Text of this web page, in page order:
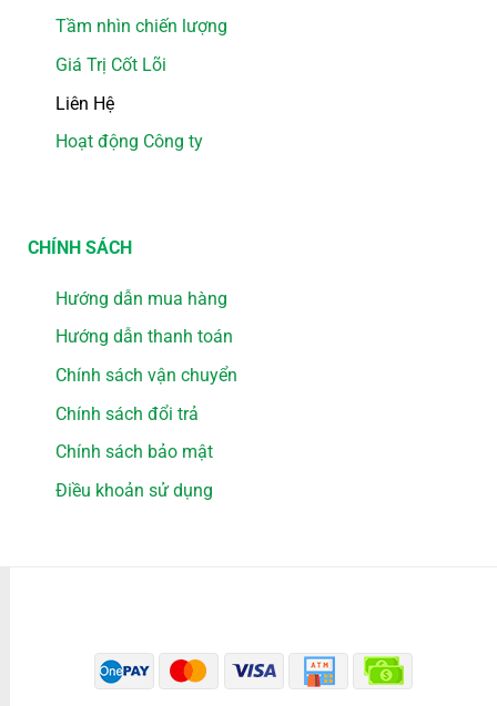
Tầm nhìn chiến lượng
Giá Trị Cốt Lõi
Liên Hệ
Hoạt động Công ty
CHÍNH SÁCH
Hướng dẫn mua hàng
Hướng dẫn thanh toán
Chính sách vận chuyển
Chính sách đổi trả
Chính sách bảo mật
Điều khoản sử dụng